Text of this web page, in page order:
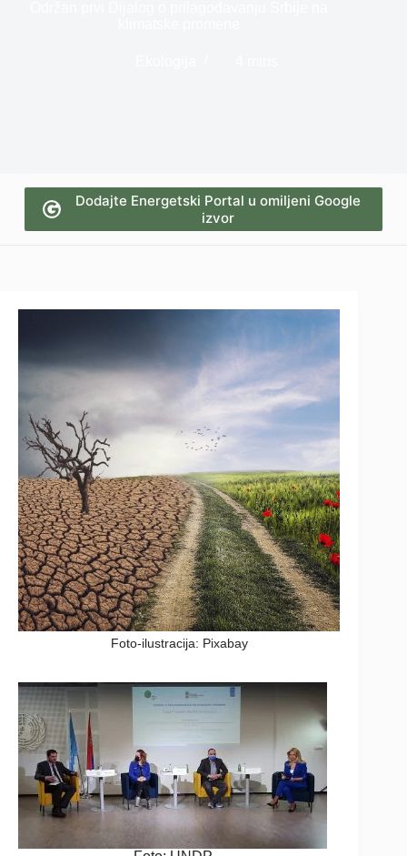
Dodajte Energetski Portal u omiljeni Google
izvor
Foto-ilustracija: Pixabay